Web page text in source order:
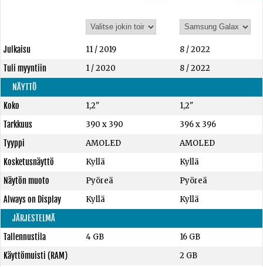
Julkaisu 11 / 2019
8 / 2022
Tuli myyntiin
1 / 2020
8 / 2022
NÄYTTÖ
Koko
1,2"
1,2"
Tarkkuus
390 x 390
396 x 396
Tyyppi
AMOLED
AMOLED
Kosketusnäyttö
Kyllä
Kyllä
Näytön muoto
Pyöreä
Pyöreä
Always on Display
Kyllä
Kyllä
JÄRJESTELMÄ
Tallennustila
4 GB
16 GB
Käyttömuisti (RAM)
2 GB